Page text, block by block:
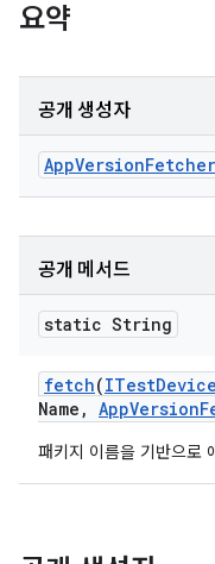
요약
공개 생성자
AppVersionFetcher
공개 메서드
static String
fetch(ITestDevice
Name , AppVersion
패키지 이름을 기반으로